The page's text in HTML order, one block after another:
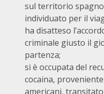
sul territorio
individuato per il
ha disatteso
criminale giusto il
partenza;
si è occupata del
cocaina,
americani,